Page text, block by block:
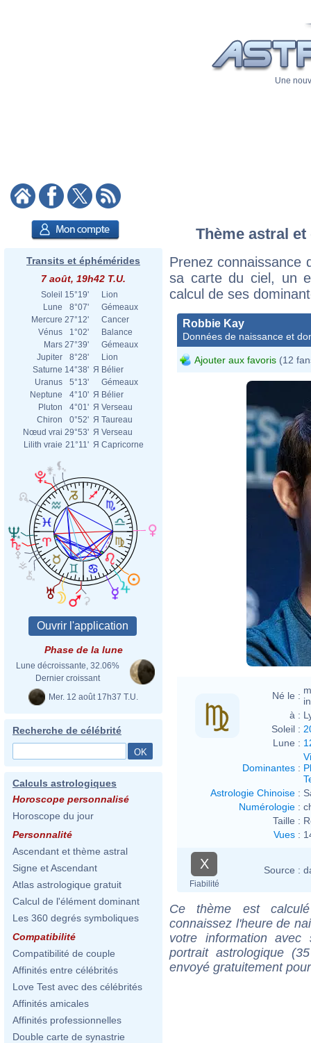
Une
Transits et éphémérides
7 août, 19h42 T.U.
Soleil 15°19'
Lion
Lune
8°07'
Gémeaux
Mercure 27°12'
Cancer
Vénus
1°02'
Balance
Mars 27°39'
Gémeaux
Jupiter
8°28'
Lion
Saturne 14°38' Я Bélier
Uranus
5°13'
Gémeaux
Neptune
4°10' Я Bélier
Pluton
4°01' Я Verseau
Chiron
0°52' Я Taureau
Nœud vrai 29°53' Я Verseau
Lilith vraie 21°11' Я Capricorne
Phase de la lune
Lune décroissante, 32.06%
Dernier croissant
Mer. 12 août 17h37 T.U.
Recherche de célébrité
Calculs astrologiques
Horoscope personnalisé
Horoscope du jour
Personnalité
Ascendant et thème astral
Signe et Ascendant
Atlas astrologique gratuit
Calcul de l'élément dominant
Les 360 degrés symboliques
Compatibilité
Compatibilité de couple
Affinités entre célébrités
Love Test avec des célébrités
Affinités amicales
Affinités professionnelles
Double carte de synastrie
Thème astral
Prenez connaissance
sa carte du ciel, un
calcul de ses
Robbie Kay
Données de naissance et
Ajouter aux favoris (12
Né le :
à :
Soleil :
Lune :
Dominantes :
Astrologie Chinoise :
Numérologie :
Taille :
Vues :
X
Fiabilité
Source :
Ce thème est
connaissez l'heure de
votre information
portrait astrologique
envoyé gratuitement